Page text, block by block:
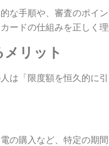
な手順や、審査のポイ
ードの仕組みを正しく理
リット
は「限度額を恒久的に
の購入など、特定の期